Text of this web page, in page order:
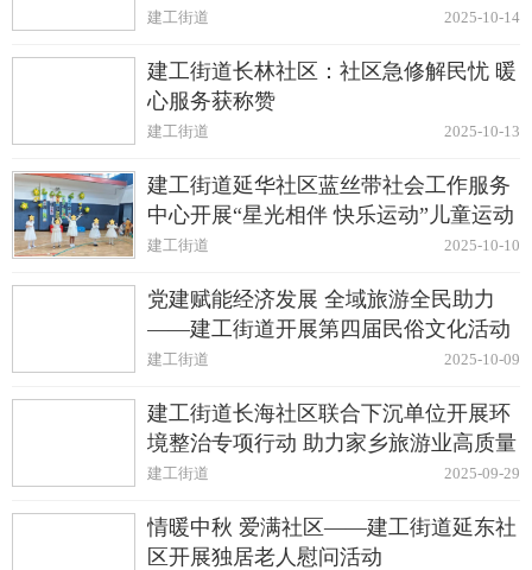
2025-10-14
建工街道
建工街道长林社区：社区急修解民忧 暖
心服务获称赞
2025-10-13
建工街道
建工街道延华社区蓝丝带社会工作服务
中心开展“星光相伴 快乐运动”儿童运动
会
2025-10-10
建工街道
党建赋能经济发展 全域旅游全民助力
——建工街道开展第四届民俗文化活动
2025-10-09
建工街道
建工街道长海社区联合下沉单位开展环
境整治专项行动 助力家乡旅游业高质量
发展
2025-09-29
建工街道
情暖中秋 爱满社区——建工街道延东社
区开展独居老人慰问活动